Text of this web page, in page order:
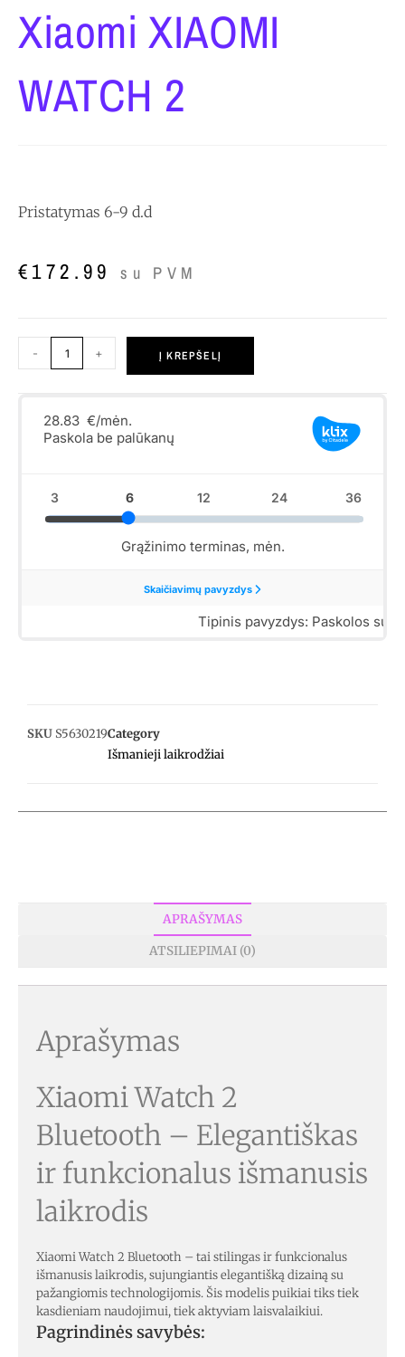
Xiaomi XIAOMI
WATCH 2
Pristatymas 6-9 d.d
€172.99 su PVM
- + Į KREPŠELĮ
SKU S5630219Category
Išmanieji laikrodžiai
APRAŠYMAS
ATSILIEPIMAI (0)
Aprašymas
Xiaomi Watch 2
Bluetooth – Elegantiškas
ir funkcionalus išmanusis
laikrodis
Xiaomi Watch 2 Bluetooth – tai stilingas ir funkcionalus
išmanusis laikrodis, sujungiantis elegantišką dizainą su
pažangiomis technologijomis. Šis modelis puikiai tiks tiek
kasdieniam naudojimui, tiek aktyviam laisvalaikiui.
Pagrindinės savybės: